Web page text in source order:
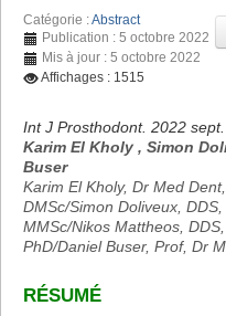
Catégorie :Abstract
Publication : 5 octobre 2022
Mis à jour : 5 octobre 2022
Affichages : 1515
Int J Prosthodont. 2022
Karim El Kholy , Simon
Buser
Karim El Kholy, Dr Med
DMSc/Simon Doliveux, DDS,
MMSc/Nikos Mattheos, DDS,
PhD/Daniel Buser, Prof, Dr
RÉSUMÉ